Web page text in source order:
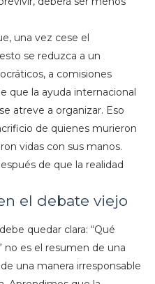
una vez cese el
se reduzca a un
a comisiones
que la ayuda internacional
atreve a organizar. Eso
de quienes murieron
vidas con sus manos.
de que la realidad
el debate viejo
quedar clara: “Qué
no es el resumen de una
una manera irresponsable